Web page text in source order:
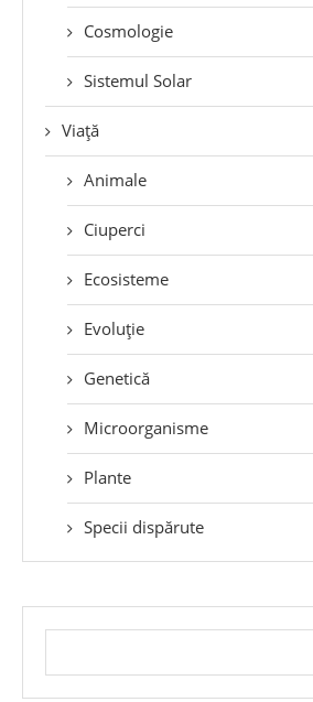
Cosmologie
Sistemul Solar
Viață
Animale
Ciuperci
Ecosisteme
Evoluție
Genetică
Microorganisme
Plante
Specii dispărute